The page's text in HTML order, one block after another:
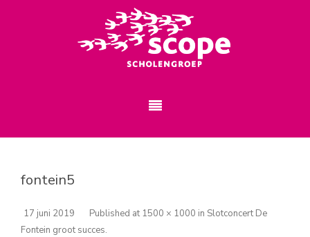
fontein5
Published
17 juni 2019 at 1500 × 1000 in Slotconcert De
Fontein groot succes.